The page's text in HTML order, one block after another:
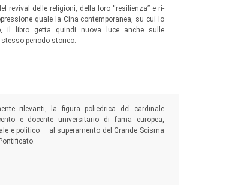
delle religioni, della loro “resilienza” e ri-
quale la Cina contemporanea, su cui lo
il libro getta quindi nuova luce anche sulle
periodo storico.
rilevanti, la figura poliedrica del cardinale
e docente universitario di fama europea,
e politico – al superamento del Grande Scisma